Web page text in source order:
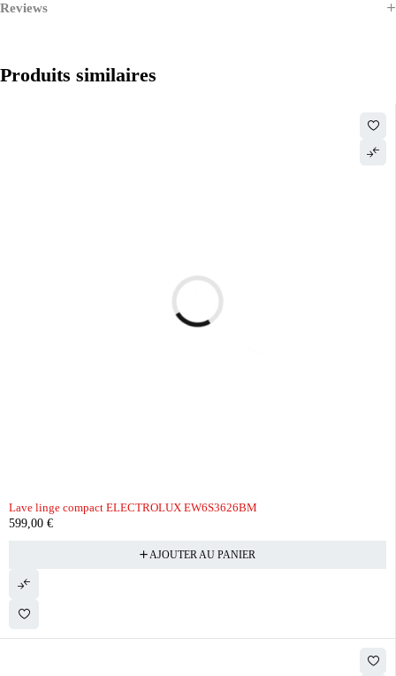
Reviews
Produits similaires
Lave linge compact ELECTROLUX EW6S3626BM
599,00 €
AJOUTER AU PANIER